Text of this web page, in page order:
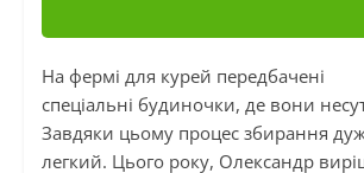
На фермі для курей передбачені
спеціальні будиночки, де вони
Завдяки цьому процес збирання
легкий. Цього року, Олександр